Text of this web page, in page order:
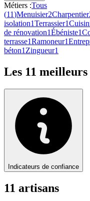
Métiers :Tous
(11)Menuisier2Charpentier
isolation1Terrassier1
de rénovation1Ébéniste1
terrasse1Ramoneur1
béton1 Zingueur1
Les 11 meilleurs
Indicateurs de confiance
11 artisans